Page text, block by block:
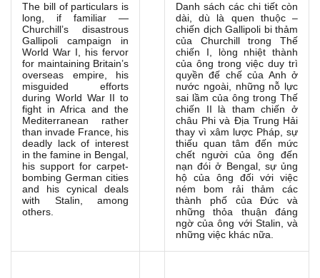
The bill of particulars is
long, if familiar —
Churchill’s disastrous
Gallipoli campaign in
World War I, his fervor
for maintaining Britain’s
overseas empire, his
misguided efforts
during World War II to
fight in Africa and the
Mediterranean rather
than invade France, his
deadly lack of interest
in the famine in Bengal,
his support for carpet-
bombing German cities
and his cynical deals
with Stalin, among
others.
Danh sách các chi tiết còn
dài, dù là quen thuộc –
chiến dịch Gallipoli bi thảm
của Churchill trong Thế
chiến I, lòng nhiệt thành
của ông trong việc duy trì
quyền đế chế của Anh ở
nước ngoài, những nỗ lực
sai lầm của ông trong Thế
chiến II là tham chiến ở
châu Phi và Địa Trung Hải
thay vì xâm lược Pháp, sự
thiếu quan tâm đến mức
chết người của ông đến
nạn đói ở Bengal, sự ủng
hộ của ông đối với việc
ném bom rải thảm các
thành phố của Đức và
những thỏa thuận đáng
ngờ của ông với Stalin, và
những việc khác nữa.